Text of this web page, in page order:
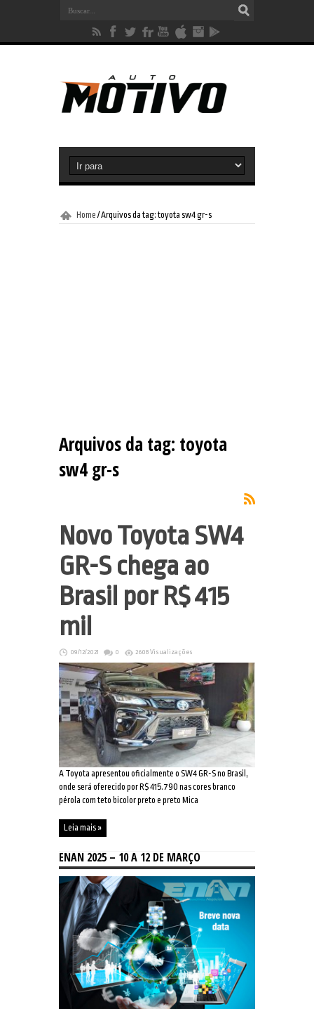
Home /Arquivos da tag: toyota sw4 gr-s
Arquivos da tag: toyota
sw4 gr-s
Novo Toyota SW4
GR-S chega ao
Brasil por R$ 415
mil
09/12/2021 0 2608 Visualizações
A Toyota apresentou oficialmente o SW4 GR-S no Brasil,
onde será oferecido por R$ 415.790 nas cores branco
pérola com teto bicolor preto e preto Mica
Leia mais »
ENAN 2025 – 10 A 12 DE MARÇO